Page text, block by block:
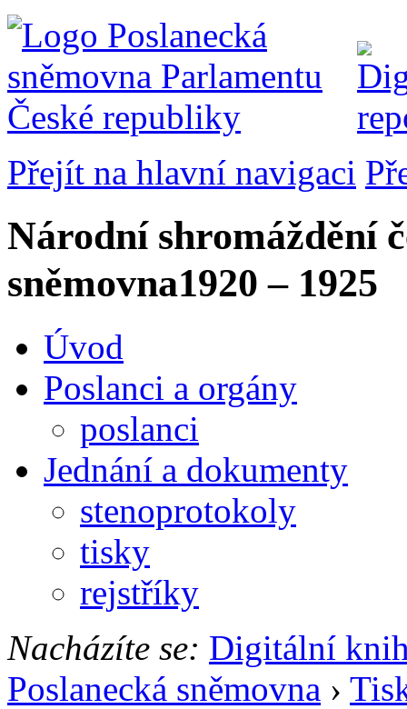
Přejít na hlavní navigaci
Národní shromáždění
sněmovna1920 – 1925
Úvod
Poslanci a orgány
poslanci
Jednání a dokumenty
stenoprotokoly
tisky
rejstříky
Nacházíte se: Digitální
Poslanecká sněmovna ›